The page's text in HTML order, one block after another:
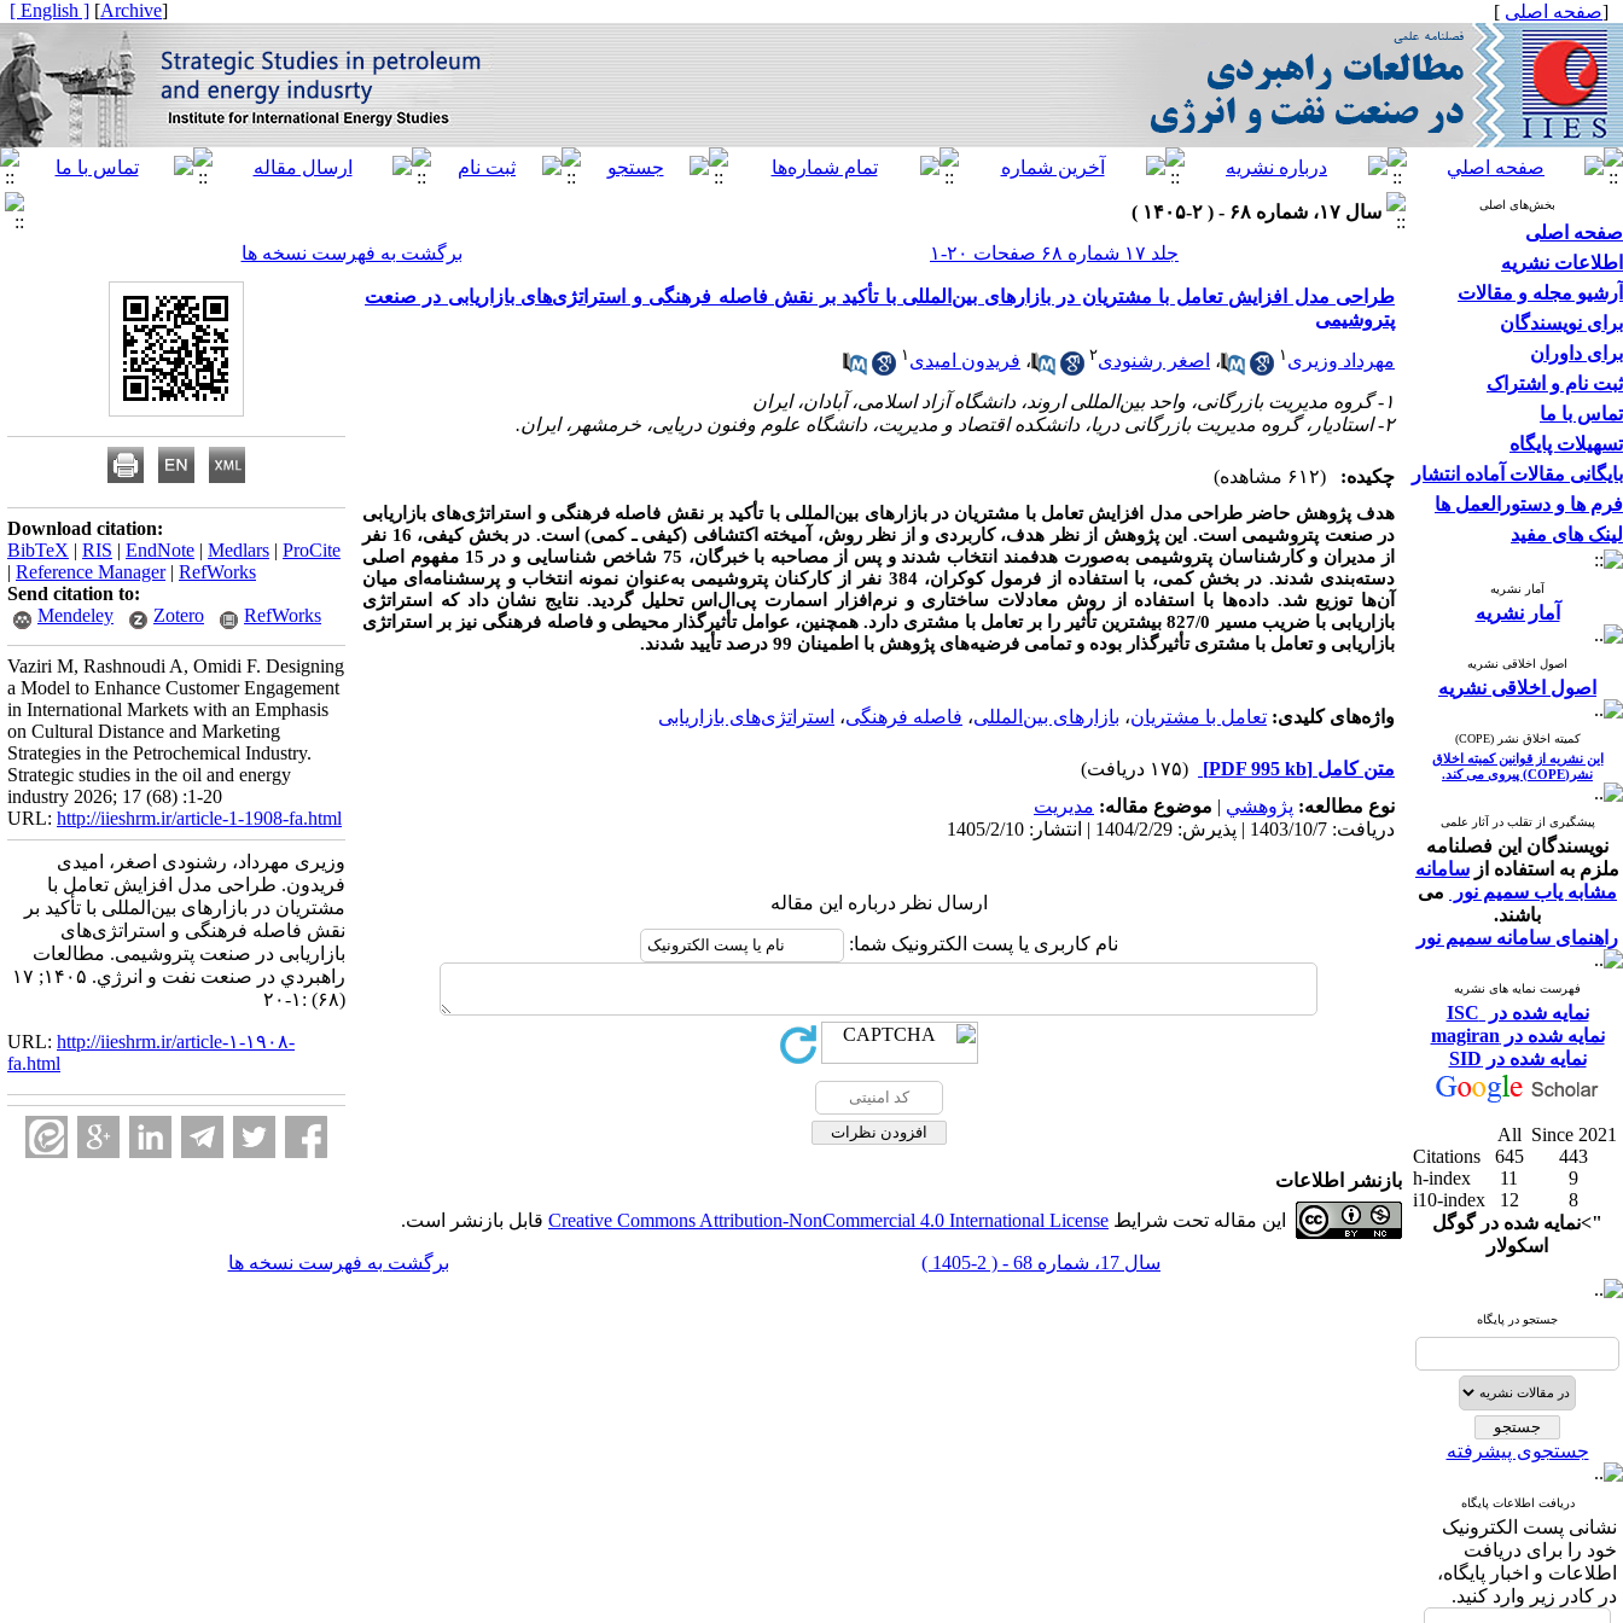
[صفحه اصلی ]
[
Archive
]
[ English ]
بخش‌های اصلی
صفحه اصلی
اطلاعات نشریه
آرشیو مجله و مقالات
برای نویسندگان
برای داوران
ثبت نام و اشتراک
تماس با ما
تسهیلات پایگاه
بایگانی مقالات آماده انتشار
فرم ها و دستورالعمل ها
لینک های مفید
آمار نشریه
آمار نشریه
اصول اخلاقی نشریه
اصول اخلاقی نشریه
کمیته اخلاق نشر (COPE)
این نشریه از قوانین کمیته اخلاق
نشر(COPE) پیروی می کند.
پیشگیری از تقلب در آثار علمی
نویسندگان این فصلنامه
ملزم به استفاده از سامانه
مشابه یاب سمیم نور
می
باشند.
راهنمای سامانه سمیم نور
فهرست نمایه های نشریه
نمایه شده در ISC
نمایه شده در magiran
نمایه شده در SID
All Since 2021
Citations
645
443
h-index
11
9
i10-index
12
8
">نمایه شده در گوگل
اسکولار
جستجو در پایگاه
جستجوی پیشرفته
دریافت اطلاعات پایگاه
نشانی پست الکترونیک
خود را برای دریافت
اطلاعات و اخبار پایگاه،
در کادر زیر وارد کنید.
سال ۱۷، شماره ۶۸ - ( ۲-۱۴۰۵ )
جلد ۱۷ شماره ۶۸ صفحات ۲۰-۱
برگشت به فهرست نسخه ها
طراحی مدل افزایش تعامل با مشتریان در بازارهای بین‌المللی با تأکید بر نقش فاصله فرهنگی و استراتژی‌های بازاریابی در صنعت
پتروشیمی
مهرداد وزیری ۱ ، اصغر رشنودی۲ ، فریدون امیدی ۱
۱- گروه مدیریت بازرگانی، واحد بین‌المللی اروند، دانشگاه آزاد اسلامی، آبادان، ایران
۲- استادیار، گروه مدیریت بازرگانی دریا، دانشکده اقتصاد و مدیریت، دانشگاه علوم وفنون دریایی، خرمشهر، ایران.
چکیده: (۶۱۲ مشاهده)
هدف پژوهش حاضر طراحی مدل افزایش تعامل با مشتریان در بازارهای بین‌المللی با تأکید بر نقش فاصله فرهنگی و استراتژی‌های بازاریابی
در صنعت پتروشیمی است. این پژوهش از نظر هدف، کاربردی و از نظر روش، آمیخته اکتشافی (کیفی ـ کمی) است. در بخش کیفی، 16 نفر
از مدیران و کارشناسان پتروشیمی به‌صورت هدفمند انتخاب شدند و پس از مصاحبه با خبرگان، 75 شاخص شناسایی و در 15 مفهوم اصلی
دسته‌بندی شدند. در بخش کمی، با استفاده از فرمول کوکران، 384 نفر از کارکنان پتروشیمی به‌عنوان نمونه انتخاب و پرسشنامه‌ای میان
آن‌ها توزیع شد. داده‌ها با استفاده از روش معادلات ساختاری و نرم‌افزار اسمارت پی‌ال‌اس تحلیل گردید. نتایج نشان داد که استراتژی
بازاریابی با ضریب مسیر 827/0 بیشترین تأثیر را بر تعامل با مشتری دارد. همچنین، عوامل تأثیرگذار محیطی و فاصله فرهنگی نیز بر استراتژی
بازاریابی و تعامل با مشتری تأثیرگذار بوده و تمامی فرضیه‌های پژوهش با اطمینان 99 درصد تأیید شدند.
واژه‌های کلیدی: تعامل با مشتریان، بازارهای بین‌المللی، فاصله فرهنگی، استراتژی‌های بازاریابی
متن کامل [PDF 995 kb]
(۱۷۵ دریافت)
نوع مطالعه: پژوهشي | موضوع مقاله: مديريت
دریافت: 1403/10/7 | پذیرش: 1404/2/29 | انتشار: 1405/2/10
ارسال نظر درباره این مقاله
نام کاربری یا پست الکترونیک شما:
Download citation:
BibTeX | RIS | EndNote | Medlars | ProCite
| Reference Manager| RefWorks
Send citation to:
Mendeley
Zotero RefWorks
Vaziri M, Rashnoudi A, Omidi F. Designing
a Model to Enhance Customer Engagement
in International Markets with an Emphasis
on Cultural Distance and Marketing
Strategies in the Petrochemical Industry.
Strategic studies in the oil and energy
industry 2026; 17 (68) :1-20
URL: http://iieshrm.ir/article-1-1908-fa.html
وزیری مهرداد، رشنودی اصغر، امیدی
فریدون. طراحی مدل افزایش تعامل با
مشتریان در بازارهای بین‌المللی با تأکید بر
نقش فاصله فرهنگی و استراتژی‌های
بازاریابی در صنعت پتروشیمی. مطالعات
راهبردي در صنعت نفت و انرژي. ۱۴۰۵; ۱۷
(۶۸) :۱-۲۰
URL: http://iieshrm.ir/article-۱-۱۹۰۸-
fa.html
بازنشر اطلاعات
این مقاله تحت شرایط Creative Commons Attribution-NonCommercial 4.0 International License قابل بازنشر است.
سال 17، شماره 68 - ( 2-1405 ) برگشت به فهرست نسخه ها